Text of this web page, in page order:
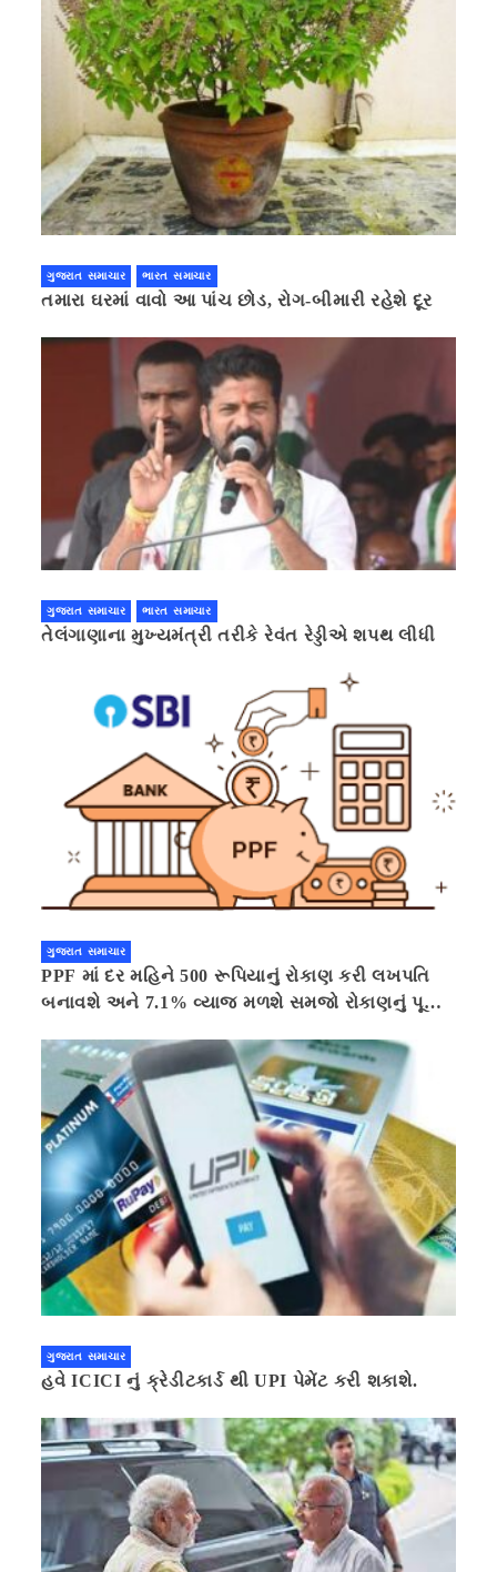
ગુજરાત સમાચાર ભારત સમાચાર
તમારા ઘરમાં વાવો આ પાંચ છોડ, રોગ-બીમારી રહેશે દૂર
ગુજરાત સમાચાર ભારત સમાચાર
તેલંગાણાના મુખ્યમંત્રી તરીકે રેવંત રેડ્ડીએ શપથ લીધી
ગુજરાત સમાચાર
PPF માં દર મહિને 500 રૂપિયાનું રોકાણ કરી લખપતિ
બનાવશે અને 7.1% વ્યાજ મળશે સમજો રોકાણનું પૂરું
ગુજરાત સમાચાર
હવે ICICI નું ક્રેડીટકાર્ડ થી UPI પેમેંટ કરી શકાશે.